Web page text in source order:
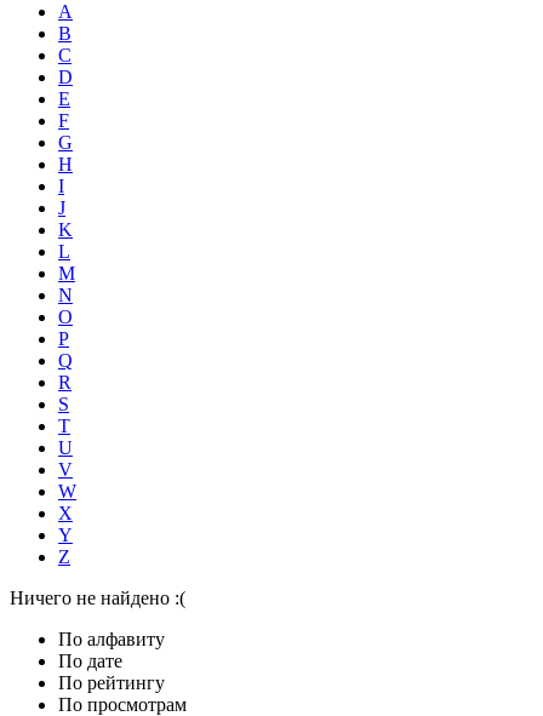
A
B
C
D
E
F
G
H
I
J
K
L
M
N
O
P
Q
R
S
T
U
V
W
X
Y
Z
Ничего не найдено :(
По алфавиту
По дате
По рейтингу
По просмотрам